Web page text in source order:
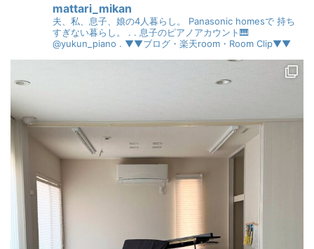
mattari_mikan
夫、私、息子、娘の4人暮らし。 Panasonic homesで 持ち
すぎない暮らし。
. . 息子のピアノアカウント🎹
@yukun_piano . ▼▼ブログ・楽天room・Room Clip▼▼